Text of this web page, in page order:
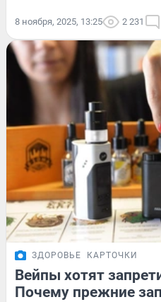
8 ноября, 2025, 13:25 2 231
ЗДОРОВЬЕ КАРТОЧКИ
Вейпы хотят
Почему прежние